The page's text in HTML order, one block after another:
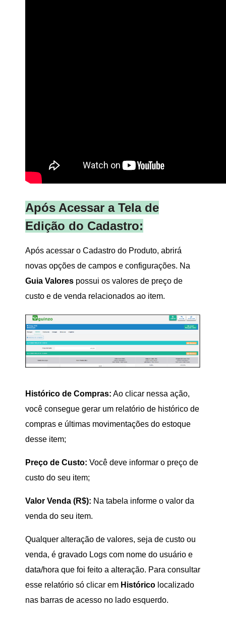
Após Acessar a Tela de
Edição do Cadastro:
Após acessar o Cadastro do Produto, abrirá
novas opções de campos e configurações. Na
Guia Valores possui os valores de preço de
custo e de venda relacionados ao item.
Histórico de Compras: Ao clicar nessa ação,
você consegue gerar um relatório de histórico de
compras e últimas movimentações do estoque
desse item;
Preço de Custo: Você deve informar o preço de
custo do seu item;
Valor Venda (R$): Na tabela informe o valor da
venda do seu item.
Qualquer alteração de valores, seja de custo ou
venda, é gravado Logs com nome do usuário e
data/hora que foi feito a alteração. Para consultar
esse relatório só clicar em Histórico localizado
nas barras de acesso no lado esquerdo.